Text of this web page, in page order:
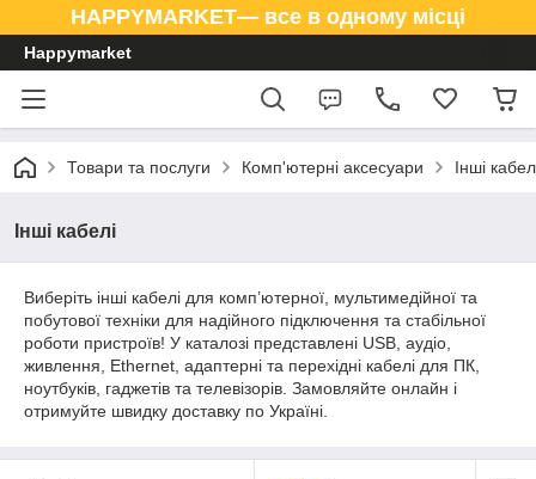
HAPPYMARKET— все в одному місці
Happymarket
Товари та послуги Комп'ютерні аксесуари Інші
Інші кабелі
Виберіть інші кабелі для комп’ютерної, мультимедійної та
побутової техніки для надійного підключення та стабільної
роботи пристроїв! У каталозі представлені USB, аудіо,
живлення, Ethernet, адаптерні та перехідні кабелі для ПК,
ноутбуків, гаджетів та телевізорів. Замовляйте онлайн і
отримуйте швидку доставку по Україні.